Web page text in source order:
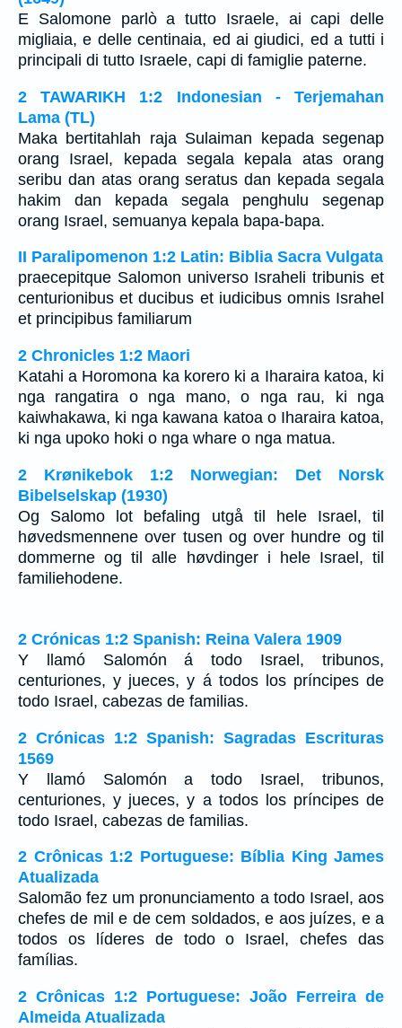
E Salomone parlò a tutto Israele, ai capi delle
migliaia, e delle centinaia, ed ai giudici, ed a tutti i
principali di tutto Israele, capi di famiglie paterne.
2 TAWARIKH 1:2 Indonesian - Terjemahan
Lama (TL)
Maka bertitahlah raja Sulaiman kepada segenap
orang Israel, kepada segala kepala atas orang
seribu dan atas orang seratus dan kepada segala
hakim dan kepada segala penghulu segenap
orang Israel, semuanya kepala bapa-bapa.
II Paralipomenon 1:2 Latin: Biblia Sacra Vulgata
praecepitque Salomon universo Israheli tribunis et
centurionibus et ducibus et iudicibus omnis Israhel
et principibus familiarum
2 Chronicles 1:2 Maori
Katahi a Horomona ka korero ki a Iharaira katoa, ki
nga rangatira o nga mano, o nga rau, ki nga
kaiwhakawa, ki nga kawana katoa o Iharaira katoa,
ki nga upoko hoki o nga whare o nga matua.
2 Krønikebok 1:2 Norwegian: Det Norsk
Bibelselskap (1930)
Og Salomo lot befaling utgå til hele Israel, til
høvedsmennene over tusen og over hundre og til
dommerne og til alle høvdinger i hele Israel, til
familiehodene.
2 Crónicas 1:2 Spanish: Reina Valera 1909
Y llamó Salomón á todo Israel, tribunos,
centuriones, y jueces, y á todos los príncipes de
todo Israel, cabezas de familias.
2 Crónicas 1:2 Spanish: Sagradas Escrituras
1569
Y llamó Salomón a todo Israel, tribunos,
centuriones, y jueces, y a todos los príncipes de
todo Israel, cabezas de familias.
2 Crônicas 1:2 Portuguese: Bíblia King James
Atualizada
Salomão fez um pronunciamento a todo Israel, aos
chefes de mil e de cem soldados, e aos juízes, e a
todos os líderes de todo o Israel, chefes das
famílias.
2 Crônicas 1:2 Portuguese: João Ferreira de
Almeida Atualizada